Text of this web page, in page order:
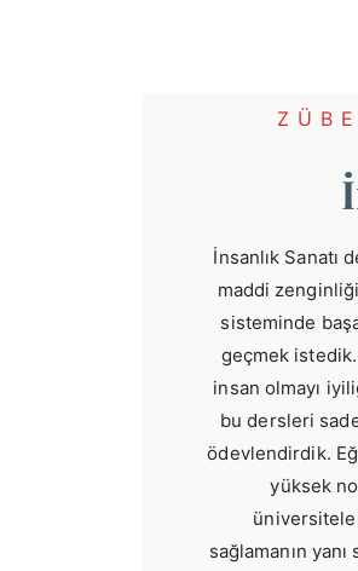
İnsanlık Sanatı
maddi
sisteminde
geçmek
insan olmayı
bu dersleri
ödevlendirdik.
yüksek
sağlamanın